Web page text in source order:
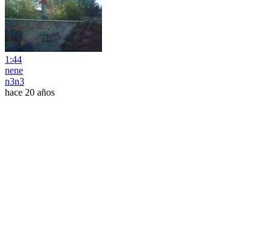
1:44
nene
n3n3
hace 20 años